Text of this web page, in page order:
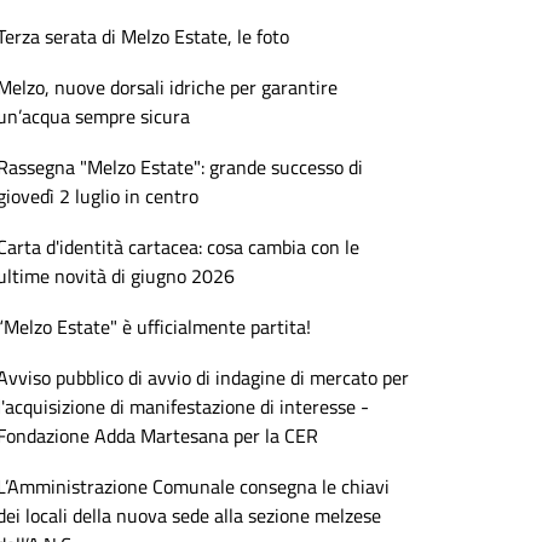
serata di Melzo Estate, le foto
nuove dorsali idriche per garantire
sempre sicura
"Melzo Estate": grande successo di
2 luglio in centro
d'identità cartacea: cosa cambia con le
novità di giugno 2026
Estate" è ufficialmente partita!
pubblico di avvio di indagine di mercato per
di manifestazione di interesse -
Adda Martesana per la CER
Comunale consegna le chiavi
locali della nuova sede alla sezione melzese